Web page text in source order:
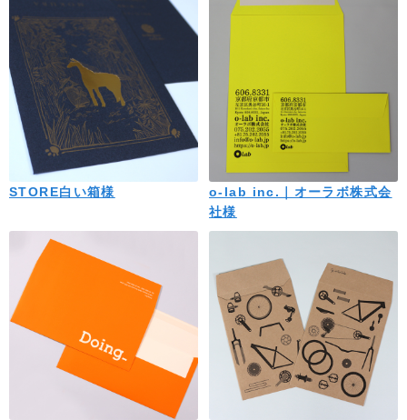
STORE白い箱様
o-lab inc.｜オーラボ株式会
社様